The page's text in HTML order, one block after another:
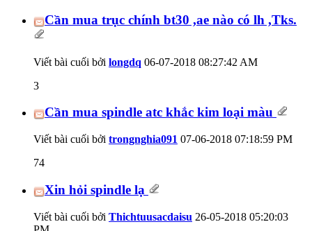
Cần mua trục chính bt30 ,ae nào có lh ,Tks.
Viết bài cuối bởi longdq 06-07-2018 08:27:42 AM
3
Cần mua spindle atc khắc kim loại màu
Viết bài cuối bởi trongnghia091 07-06-2018 07:18:59 PM
74
Xin hỏi spindle lạ
Viết bài cuối bởi Thichtuusacdaisu 26-05-2018 05:20:03